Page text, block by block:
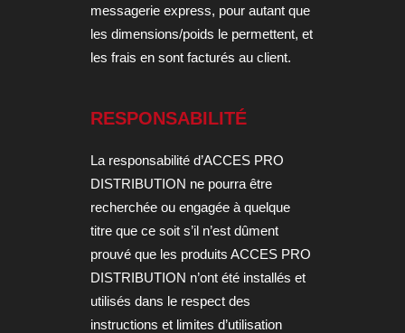
messagerie express, pour autant que
les dimensions/poids le permettent, et
les frais en sont facturés au client.
RESPONSABILITÉ
La responsabilité d’ACCES PRO
DISTRIBUTION ne pourra être
recherchée ou engagée à quelque
titre que ce soit s’il n’est dûment
prouvé que les produits ACCES PRO
DISTRIBUTION n’ont été installés et
utilisés dans le respect des
instructions et limites d’utilisation